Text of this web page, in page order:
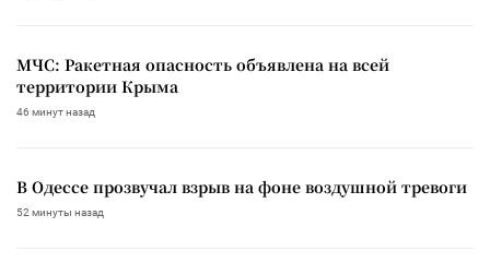
МЧС: Ракетная опасность объявлена на всей
территории Крыма
46 минут назад
В Одессе прозвучал взрыв на фоне воздушной тревоги
52 минуты назад